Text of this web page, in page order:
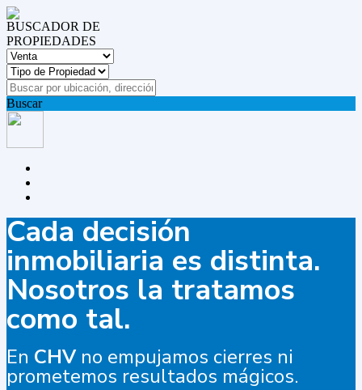
BUSCADOR DE
PROPIEDADES
Buscar
Cada decisión
inmobiliaria es distinta.
Nosotros la tratamos
como tal.
En CHVno empujamos cierres ni
prometemos resultados mágicos.